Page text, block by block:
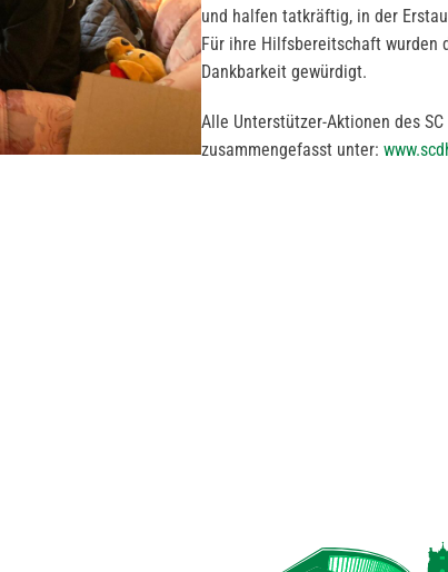
und halfen tatkräftig, in der
Für ihre Hilfsbereitschaft wurden
Dankbarkeit gewürdigt.
Alle Unterstützer-Aktionen des
zusammengefasst unter: